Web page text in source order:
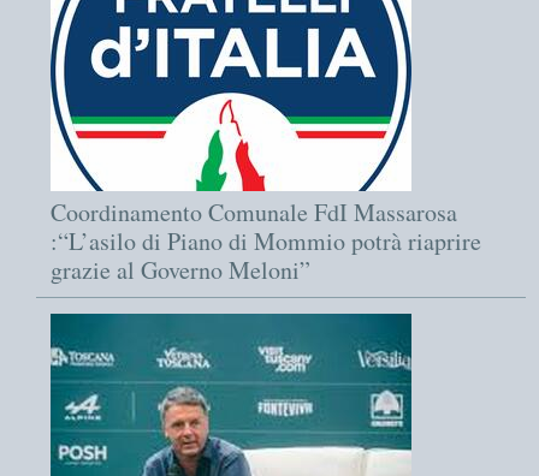
Coordinamento Comunale FdI Massarosa
:“L’asilo di Piano di Mommio potrà riaprire
grazie al Governo Meloni”